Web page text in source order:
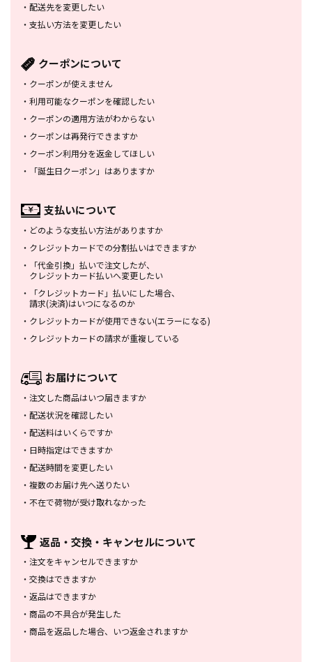
・ 配送先を変更したい
・ 支払い方法を変更したい
クーポンについて
・ クーポンが使えません
・ 利用可能なクーポンを確認したい
・ クーポンの適用方法がわからない
・ クーポンは再発行できますか
・ クーポン利用分を返金してほしい
・
「誕生日クーポン」はありますか
支払いについて
・ どのような支払い方法がありますか
・ クレジットカードでの分割払いはできますか
・
「代金引換」払いで注文したが、
クレジットカード払いへ変更したい
・
「クレジットカード」払いにした場合、
請求(決済)はいつになるのか
・ クレジットカードが使用できない(エラーになる)
・ クレジットカードの請求が重複している
お届けについて
・ 注文した商品はいつ届きますか
・ 配送状況を確認したい
・ 配送料はいくらですか
・ 日時指定はできますか
・ 配送時間を変更したい
・ 複数のお届け先へ送りたい
・ 不在で荷物が受け取れなかった
返品・交換・ キャンセルについて
・ 注文をキャンセルできますか
・ 交換はできますか
・ 返品はできますか
・ 商品の不具合が発生した
・ 商品を返品した場合、 いつ返金されますか